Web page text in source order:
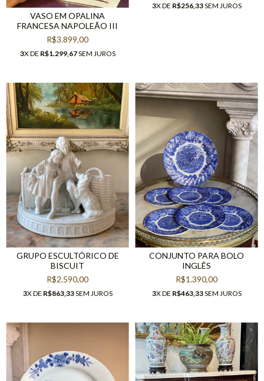
VASO EM OPALINA
FRANCESA NAPOLEÃO III
R$3.899,00
3X DE R$1.299,67SEM JUROS
3X DE R$256,33SEM JUROS
GRUPO ESCULTÓRICO DE
BISCUIT
R$2.590,00
3X DE R$863,33SEM JUROS
CONJUNTO PARA BOLO
INGLÊS
R$1.390,00
3X DE R$463,33SEM JUROS